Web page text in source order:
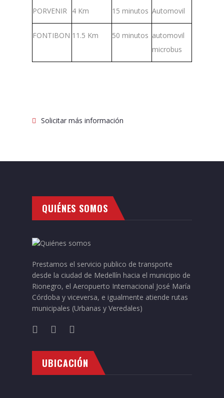
PORVENIR 4 Km 15 minutos Automovil
FONTIBON 11.5 Km 50 minutos automovil
microbus
Solicitar más información
QUIÉNES SOMOS
Prestamos el servicio publico de transporte
desde la ciudad de Medellín hacia el municipio de
Rionegro, el Aeropuerto Internacional José María
Córdoba y viceversa, e igualmente atiende rutas
municipales (Urbanas y Veredales)
UBICACIÓN